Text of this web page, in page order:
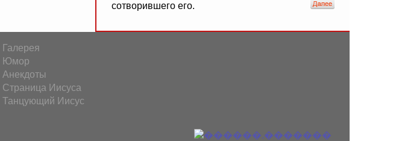
сотворившего его.
Галерея
Юмор
Анекдоты
Страница Иисуса
Танцующий Иисус